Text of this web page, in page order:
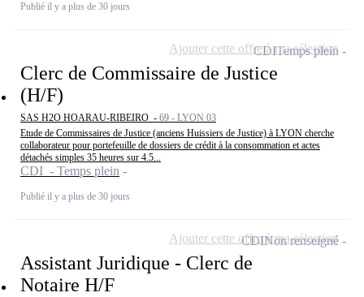
Publié il y a plus de 30 jours
Clerc de Commissaire de Justice
(H/F)
SAS H2O HOARAU-RIBEIRO - 69 - LYON 03
Etude de Commissaires de Justice (anciens Huissiers de Justice) à LYON cherche
collaborateur pour portefeuille de dossiers de crédit à la consommation et actes
détachés simples 35 heures sur 4.5...
CDI - Temps plein
Publié il y a plus de 30 jours
CDITemps plein
Ajouter cette offre à ma sélection
Assistant Juridique - Clerc de
Notaire H/F
CDINon renseigné
Ajouter cette offre à ma sélection